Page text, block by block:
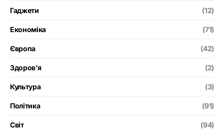
Гаджети (12)
Економіка (71)
Європа (42)
Здоров’я (2)
Культура (3)
Політика (91)
Світ (94)